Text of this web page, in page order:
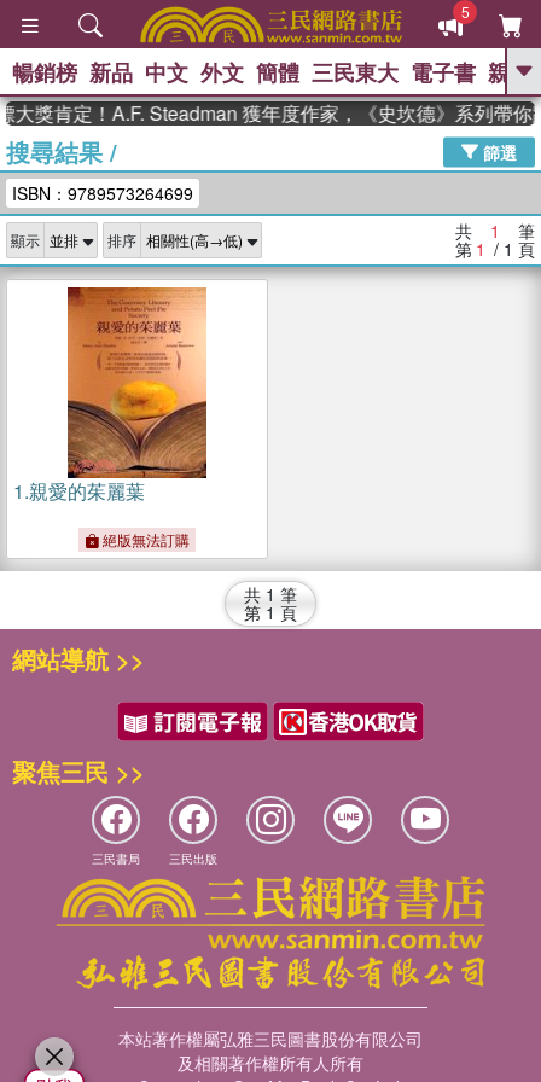
5
GO
高希均教授回憶錄
、 The Odyssey 、 父親節 、 如果歷
獎 臺灣漫遊錄 、 方念華 、 台灣的李
登輝時代
數學女孩：黎曼猜想 、
偉大的迷走神經
暢銷榜 新品 中文 外文 簡體 三民東大 電子書 親子
獎肯定！A.F. Steadman 獲年度作家，《史坎德》系列帶你
搜尋結果/
篩選
ISBN：9789573264699
顯示 排序 共 1 筆
第 1 / 1 頁
1.親愛的茱麗葉
絕版無法訂購
共 1 筆
第 1 頁
網站導航 >>
聚焦三民 >>
三民書局 三民出版
本站著作權屬弘雅三民圖書股份有限公司
及相關著作權所有人所有